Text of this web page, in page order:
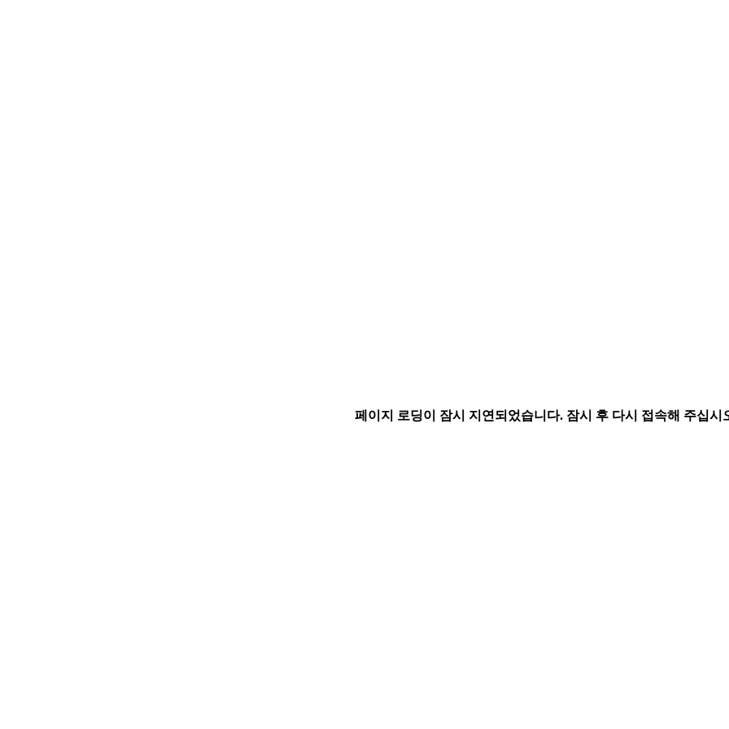
페이지 로딩이 잠시 지연되었습니다. 잠시 후 다시 접속해 주십시